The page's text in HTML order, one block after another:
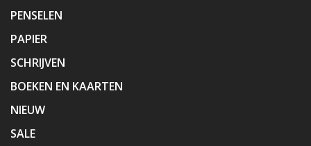
PENSELEN
PAPIER
SCHRIJVEN
BOEKEN EN KAARTEN
NIEUW
SALE